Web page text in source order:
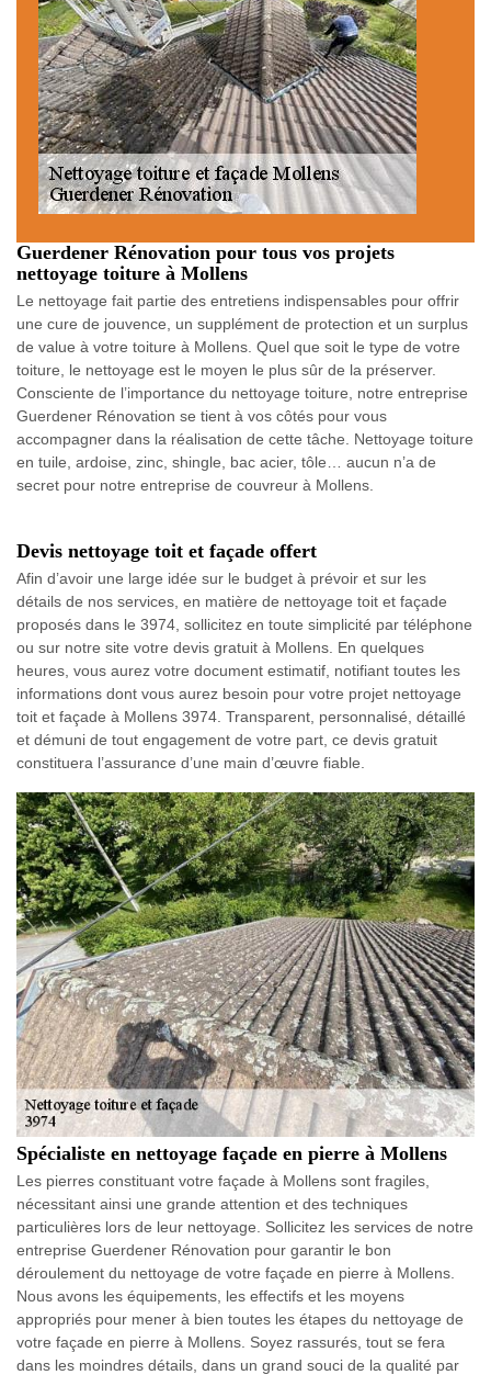
Guerdener Rénovation pour tous vos projets
nettoyage toiture à Mollens
Le nettoyage fait partie des entretiens indispensables pour offrir
une cure de jouvence, un supplément de protection et un surplus
de value à votre toiture à Mollens. Quel que soit le type de votre
toiture, le nettoyage est le moyen le plus sûr de la préserver.
Consciente de l’importance du nettoyage toiture, notre entreprise
Guerdener Rénovation se tient à vos côtés pour vous
accompagner dans la réalisation de cette tâche. Nettoyage toiture
en tuile, ardoise, zinc, shingle, bac acier, tôle… aucun n’a de
secret pour notre entreprise de couvreur à Mollens.
Devis nettoyage toit et façade offert
Afin d’avoir une large idée sur le budget à prévoir et sur les
détails de nos services, en matière de nettoyage toit et façade
proposés dans le 3974, sollicitez en toute simplicité par téléphone
ou sur notre site votre devis gratuit à Mollens. En quelques
heures, vous aurez votre document estimatif, notifiant toutes les
informations dont vous aurez besoin pour votre projet nettoyage
toit et façade à Mollens 3974. Transparent, personnalisé, détaillé
et démuni de tout engagement de votre part, ce devis gratuit
constituera l’assurance d’une main d’œuvre fiable.
Spécialiste en nettoyage façade en pierre à Mollens
Les pierres constituant votre façade à Mollens sont fragiles,
nécessitant ainsi une grande attention et des techniques
particulières lors de leur nettoyage. Sollicitez les services de notre
entreprise Guerdener Rénovation pour garantir le bon
déroulement du nettoyage de votre façade en pierre à Mollens.
Nous avons les équipements, les effectifs et les moyens
appropriés pour mener à bien toutes les étapes du nettoyage de
votre façade en pierre à Mollens. Soyez rassurés, tout se fera
dans les moindres détails, dans un grand souci de la qualité par